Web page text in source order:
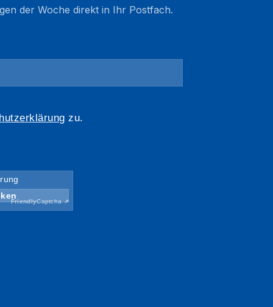
der Woche direkt in Ihr Postfach.